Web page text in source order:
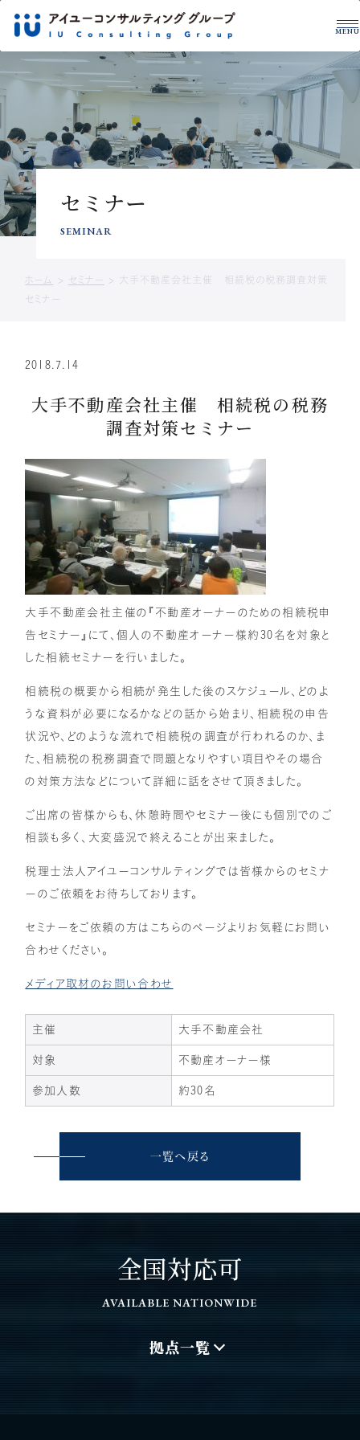
MENU
グループについて
税理士・公認会計士
サービス紹介
事例紹介
税務・財務を学ぶ
CONTACT US
サービスに関するお問い合わせや
IUダイレクト
セミナー
SEMINAR
ホーム > セミナー >
大手不動産会社主催 相続税の税務調査対策
セミナー
2018.7.14
大手不動産会社主催 相続税の税務
調査対策セミナー
大手不動産会社主催の『不動産オーナーのための相続税申
告セミナー』にて、個人の不動産オーナー様約30名を対象と
した相続セミナーを行いました。
相続税の概要から相続が発生した後のスケジュール、どのよ
うな資料が必要になるかなどの話から始まり、相続税の申告
状況や、どのような流れで相続税の調査が行われるのか、ま
た、相続税の税務調査で問題となりやすい項目やその場合
の対策方法などについて詳細に話をさせて頂きました。
ご出席の皆様からも、休憩時間やセミナー後にも個別でのご
相談も多く、大変盛況で終えることが出来ました。
税理士法人アイユーコンサルティングでは皆様からのセミナ
ーのご依頼をお待ちしております。
セミナーをご依頼の方はこちらのページよりお気軽にお問い
合わせください。
メディア取材のお問い合わせ
主催 大手不動産会社
対象 不動産オーナー様
参加人数 約30名
一覧へ戻る
全国対応可
AVAILABLE NATIONWIDE
拠点一覧